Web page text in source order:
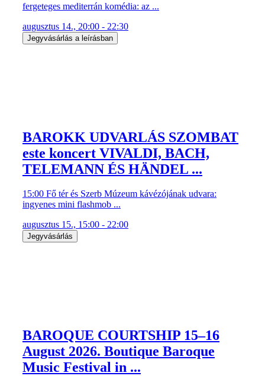
fergeteges mediterrán komédia: az ...
augusztus 14., 20:00 - 22:30
Jegyvásárlás a leírásban
BAROKK UDVARLÁS SZOMBAT
este koncert VIVALDI, BACH,
TELEMANN ÉS HÄNDEL ...
15:00 Fő tér és Szerb Múzeum kávézójának udvara:
ingyenes mini flashmob ...
augusztus 15., 15:00 - 22:00
Jegyvásárlás
BAROQUE COURTSHIP 15–16
August 2026. Boutique Baroque
Music Festival in ...